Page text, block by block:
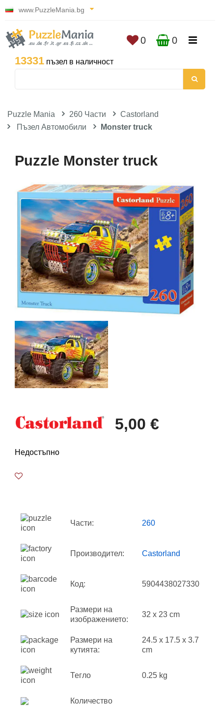
www.PuzzleMania.bg
13331 пъзел в наличност
0 0
Puzzle Mania 260 Части
Castorland
Пъзел Автомобили
Monster truck
Puzzle Monster truck
5,00 €
Недостъпно
Части: 260
Производител: Castorland
Код: 5904438027330
Размери на
изображението:
32 x 23 cm
Размери на
кутията:
24.5 x 17.5 x 3.7
cm
Тегло 0.25 kg
Количество